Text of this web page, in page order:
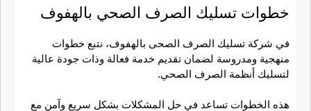
خطوات تسليك الصرف الصحي بالهفوف
في شركة تسليك الصرف الصحى بالهفوف، نتبع خطوات
منهجية ومدروسة لضمان تقديم خدمة فعالة وذات جودة عالية
لتسليك أنظمة الصرف الصحي.
هذه الخطوات تساعد في حل المشكلات بشكل سريع وآمن مع